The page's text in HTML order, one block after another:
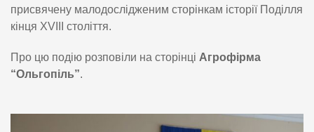
присвячену малодослідженим сторінкам історії Поділля
кінця XVIII століття.
Про цю подію розповіли на сторінці Агрофірма
“Ольгопіль”.